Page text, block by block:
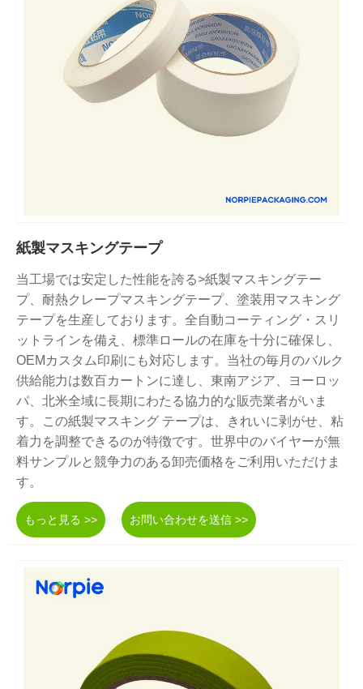
紙製マスキングテープ
当工場では安定した性能を誇る>紙製マスキングテー
プ、耐熱クレープマスキングテープ、塗装用マスキング
テープを生産しております。全自動コーティング・スリ
ットラインを備え、標準ロールの在庫を十分に確保し、
OEMカスタム印刷にも対応します。当社の毎月のバルク
供給能力は数百カートンに達し、東南アジア、ヨーロッ
パ、北米全域に長期にわたる協力的な販売業者がいま
す。この紙製マスキング テープは、きれいに剥がせ、粘
着力を調整できるのが特徴です。世界中のバイヤーが無
料サンプルと競争力のある卸売価格をご利用いただけま
す。
もっと見る >> お問い合わせを送信 >>